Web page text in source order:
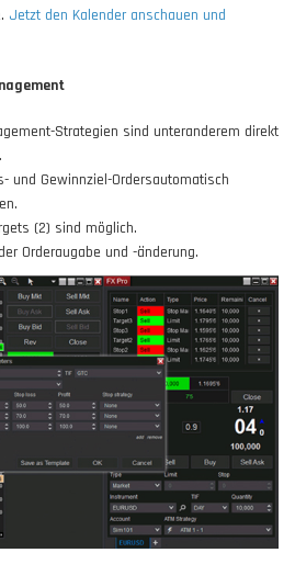
Jetzt den Kalender anschauen und
Strategien sind unteranderem direkt
und Gewinnziel-Ordersautomatisch
(2) sind möglich.
Orderaugabe und -änderung.